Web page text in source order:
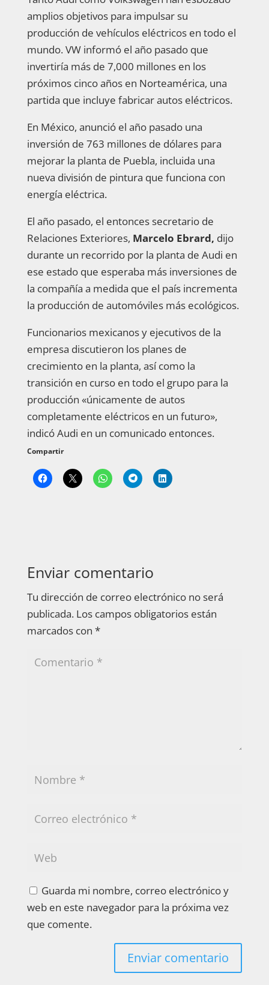
amplios objetivos para impulsar su
producción de vehículos eléctricos en todo el
mundo. VW informó el año pasado que
invertiría más de 7,000 millones en los
próximos cinco años en Norteamérica, una
partida que incluye fabricar autos eléctricos.
En México, anunció el año pasado una
inversión de 763 millones de dólares para
mejorar la planta de Puebla, incluida una
nueva división de pintura que funciona con
energía eléctrica.
El año pasado, el entonces secretario de
Relaciones Exteriores, Marcelo Ebrard, dijo
durante un recorrido por la planta de Audi en
ese estado que esperaba más inversiones de
la compañía a medida que el país incrementa
la producción de automóviles más ecológicos.
Funcionarios mexicanos y ejecutivos de la
empresa discutieron los planes de
crecimiento en la planta, así como la
transición en curso en todo el grupo para la
producción «únicamente de autos
completamente eléctricos en un futuro»,
indicó Audi en un comunicado entonces.
Compartir
Enviar comentario
Tu dirección de correo electrónico no será
publicada. Los campos obligatorios están
marcados con *
Guarda mi nombre, correo electrónico y
web en este navegador para la próxima vez
que comente.